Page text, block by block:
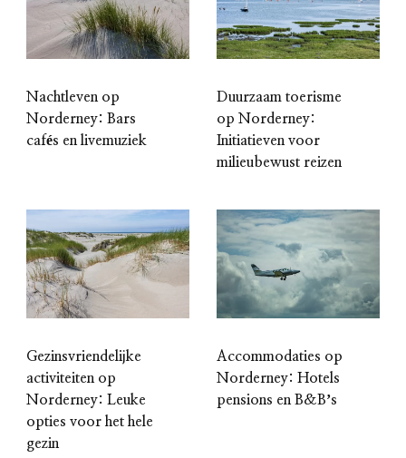
Nachtleven op
Norderney: Bars
cafés en livemuziek
Duurzaam toerisme
op Norderney:
Initiatieven voor
milieubewust reizen
Gezinsvriendelijke
activiteiten op
Norderney: Leuke
opties voor het hele
gezin
Accommodaties op
Norderney: Hotels
pensions en B&Bʼs